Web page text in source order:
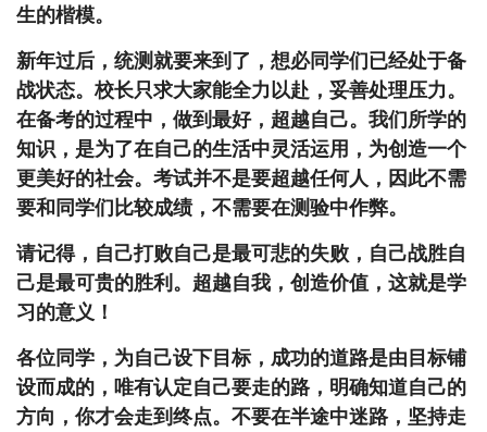
生的楷模。
新年过后，统测就要来到了，想必同学们已经处于备
战状态。校长只求大家能全力以赴，妥善处理压力。
在备考的过程中，做到最好，超越自己。我们所学的
知识，是为了在自己的生活中灵活运用，为创造一个
更美好的社会。考试并不是要超越任何人，因此不需
要和同学们比较成绩，不需要在测验中作弊。
请记得，自己打败自己是最可悲的失败，自己战胜自
己是最可贵的胜利。超越自我，创造价值，这就是学
习的意义！
各位同学，为自己设下目标，成功的道路是由目标铺
设而成的，唯有认定自己要走的路，明确知道自己的
方向，你才会走到终点。不要在半途中迷路，坚持走